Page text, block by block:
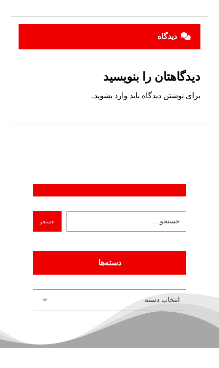
دیدگاه
دیدگاهتان را بنویسید
برای نوشتن دیدگاه باید وارد بشوید.
دسته‌ها